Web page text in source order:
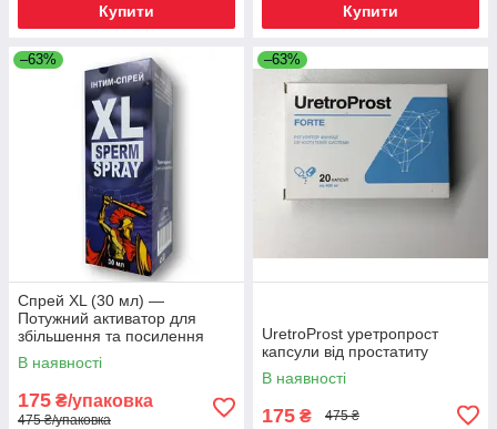
Купити Купити
–63%
Спрей XL (30 мл) —
Потужний активатор для
збільшення та посилення
репродуктивної функції
В наявності
175 ₴/упаковка
475 ₴/упаковка
–63%
UretroProst уретропрост
капсули від простатиту
В наявності
175 ₴ 475 ₴